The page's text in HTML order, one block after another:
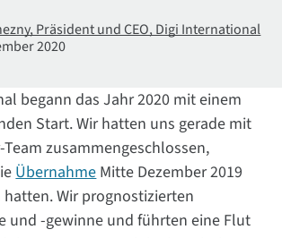
Präsident und CEO, Digi International
2020
begann das Jahr 2020 mit einem
Start. Wir hatten uns gerade mit
zusammengeschlossen,
Übernahme Mitte Dezember 2019
hatten. Wir prognostizierten
und -gewinne und führten eine Flut